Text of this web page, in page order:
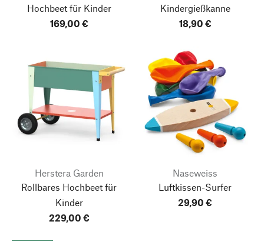
Hochbeet für Kinder
169,00 €
Kindergießkanne
18,90 €
Herstera Garden
Rollbares Hochbeet für
Kinder
229,00 €
Naseweiss
Luftkissen-Surfer
29,90 €